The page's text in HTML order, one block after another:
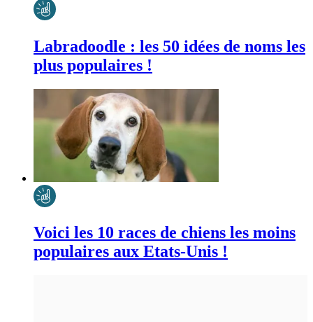
Labradoodle : les 50 idées de noms les
plus populaires !
Voici les 10 races de chiens les moins
populaires aux Etats-Unis !